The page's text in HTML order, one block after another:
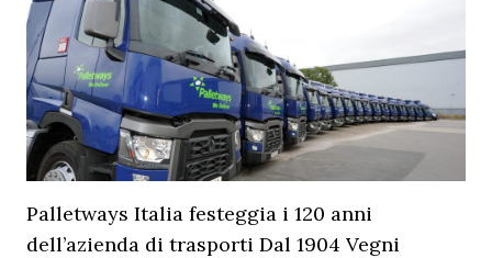
Palletways Italia festeggia i 120 anni
dell’azienda di trasporti Dal 1904 Vegni